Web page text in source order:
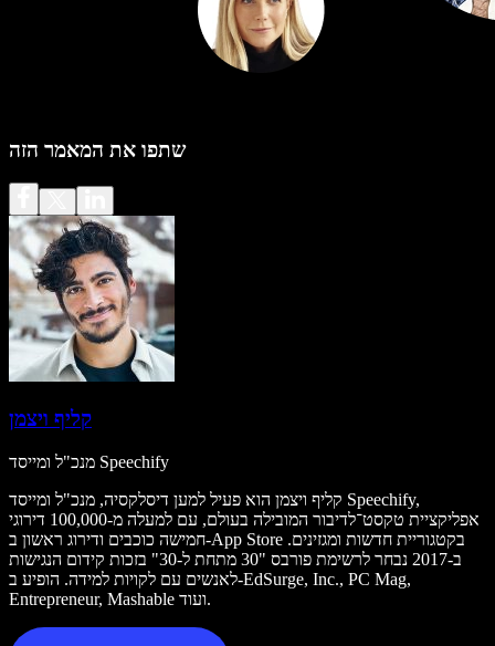
שתפו את המאמר הזה
קליף ויצמן
מנכ"ל ומייסד Speechify
קליף ויצמן הוא פעיל למען דיסלקסיה, מנכ"ל ומייסד Speechify,
אפליקציית טקסט־לדיבור המובילה בעולם, עם למעלה מ-100,000 דירוגי
חמישה כוכבים ודירוג ראשון ב-App Store בקטגוריית חדשות ומגזינים.
ב-2017 נבחר לרשימת פורבס "30 מתחת ל-30" בזכות קידום הנגישות
לאנשים עם לקויות למידה. הופיע ב-EdSurge, Inc., PC Mag,
Entrepreneur, Mashable ועוד.